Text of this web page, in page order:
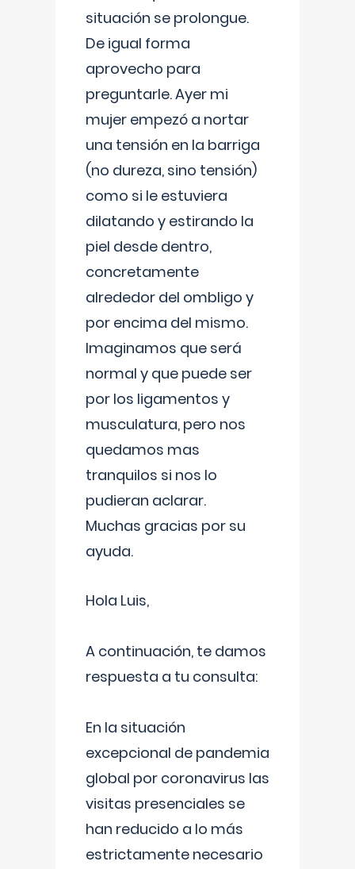
situación se prolongue.
De igual forma
aprovecho para
preguntarle. Ayer mi
mujer empezó a nortar
una tensión en la barriga
(no dureza, sino tensión)
como si le estuviera
dilatando y estirando la
piel desde dentro,
concretamente
alrededor del ombligo y
por encima del mismo.
Imaginamos que será
normal y que puede ser
por los ligamentos y
musculatura, pero nos
quedamos mas
tranquilos si nos lo
pudieran aclarar.
Muchas gracias por su
ayuda.
Hola Luis,
A continuación, te damos
respuesta a tu consulta:
En la situación
excepcional de pandemia
global por coronavirus las
visitas presenciales se
han reducido a lo más
estrictamente necesario